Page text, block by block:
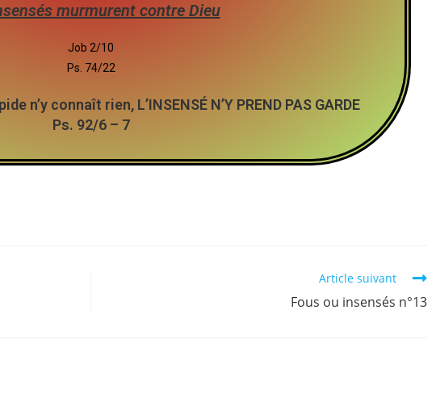
murmurent contre Dieu
Job 2/10
Ps. 74/22
n’y connaît rien, L’INSENSÉ N’Y PREND PAS GARDE
Ps. 92/6 – 7
Article suivant
Fous ou insensés n°13